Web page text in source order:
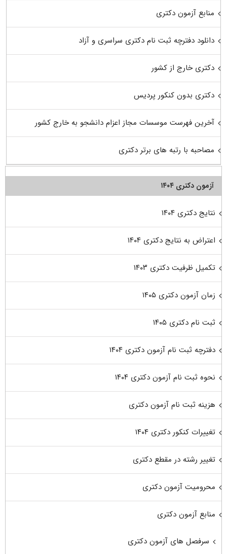
منابع آزمون دکتری
دانلود دفترچه ثبت نام دکتری سراسری و آزاد
دکتری خارج از کشور
دکتری بدون کنکور پردیس
آخرین فهرست موسسات مجاز اعزام دانشجو به خارج کشور
مصاحبه با رتبه های برتر دکتری
آزمون دکتری ۱۴۰۴
نتایج دکتری ۱۴۰۴
اعتراض به نتایج دکتری ۱۴۰۴
تکمیل ظرفیت دکتری ۱۴۰۳
زمان آزمون دکتری ۱۴۰۵
ثبت نام دکتری ۱۴۰۵
دفترچه ثبت نام آزمون دکتری ۱۴۰۴
نحوه ثبت نام آزمون دکتری ۱۴۰۴
هزینه ثبت نام آزمون دکتری
تغییرات کنکور دکتری ۱۴۰۴
تغییر رشته در مقطع دکتری
محرومیت آزمون دکتری
منابع آزمون دکتری
سرفصل های آزمون دکتری